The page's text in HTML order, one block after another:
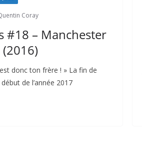
Coray
#18 – Manchester
(2016)
donc ton frère ! » La fin de
de l’année 2017